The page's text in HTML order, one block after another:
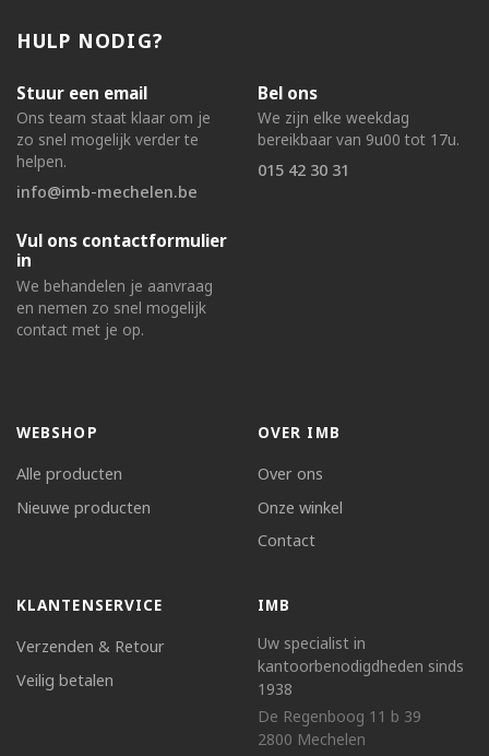
HULP NODIG?
Stuur een email
Ons team staat klaar om je
zo snel mogelijk verder te
helpen.
info@imb-mechelen.be
Bel ons
We zijn elke weekdag
bereikbaar van 9u00 tot 17u.
015 42 30 31
Vul ons contactformulier
in
We behandelen je aanvraag
en nemen zo snel mogelijk
contact met je op.
WEBSHOP
Alle producten
Nieuwe producten
OVER IMB
Over ons
Onze winkel
Contact
KLANTENSERVICE
Verzenden & Retour
Veilig betalen
IMB
Uw specialist in
kantoorbenodigdheden sinds
1938
De Regenboog 11 b 39
2800 Mechelen